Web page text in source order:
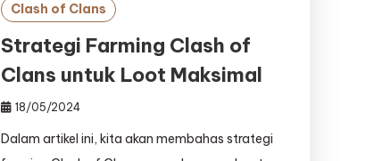
Clash of Clans
Strategi Farming Clash of
Clans untuk Loot Maksimal
18/05/2024
Dalam artikel ini, kita akan membahas strategi